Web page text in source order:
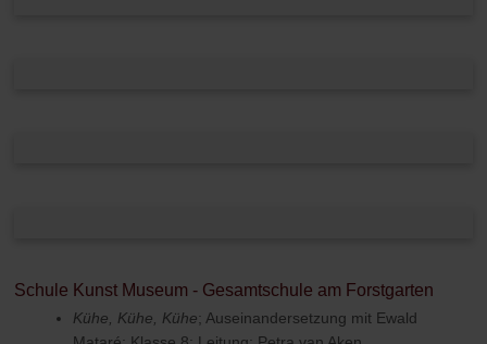
Schule Kunst Museum - Gesamtschule am Forstgarten
Kühe, Kühe, Kühe; Auseinandersetzung mit Ewald